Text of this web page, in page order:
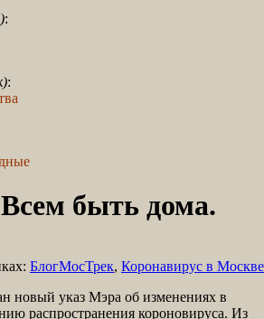
:
:
быть дома.
БлогМосТрек, Коронавирус в Москве
новый указ Мэра об изменениях в
распространения короновируса. Из